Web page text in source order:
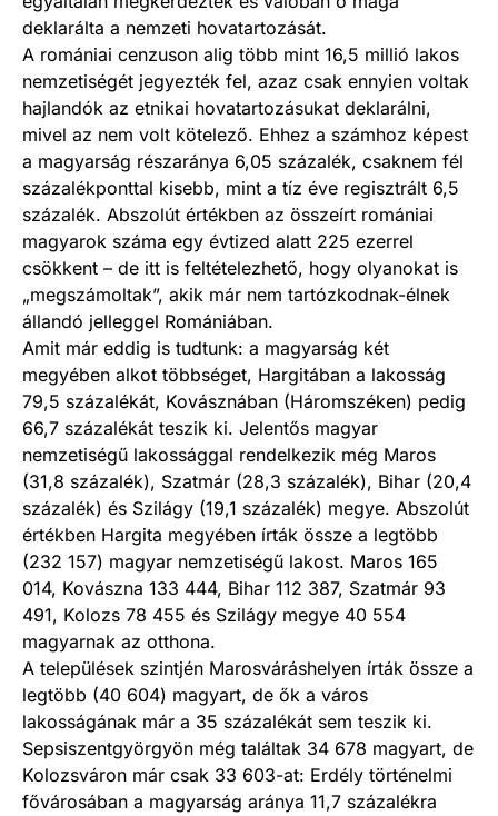
deklarálta a nemzeti hovatartozását.
A romániai cenzuson alig több mint 16,5 millió lakos
nemzetiségét jegyezték fel, azaz csak ennyien voltak
hajlandók az etnikai hovatartozásukat deklarálni,
mivel az nem volt kötelező. Ehhez a számhoz képest
a magyarság részaránya 6,05 százalék, csaknem fél
százalékponttal kisebb, mint a tíz éve regisztrált 6,5
százalék. Abszolút értékben az összeírt romániai
magyarok száma egy évtized alatt 225 ezerrel
csökkent – de itt is feltételezhető, hogy olyanokat is
„megszámoltak”, akik már nem tartózkodnak-élnek
állandó jelleggel Romániában.
Amit már eddig is tudtunk: a magyarság két
megyében alkot többséget, Hargitában a lakosság
79,5 százalékát, Kovásznában (Háromszéken) pedig
66,7 százalékát teszik ki. Jelentős magyar
nemzetiségű lakossággal rendelkezik még Maros
(31,8 százalék), Szatmár (28,3 százalék), Bihar (20,4
százalék) és Szilágy (19,1 százalék) megye. Abszolút
értékben Hargita megyében írták össze a legtöbb
(232 157) magyar nemzetiségű lakost. Maros 165
014, Kovászna 133 444, Bihar 112 387, Szatmár 93
491, Kolozs 78 455 és Szilágy megye 40 554
magyarnak az otthona.
A települések szintjén Marosváráshelyen írták össze a
legtöbb (40 604) magyart, de ők a város
lakosságának már a 35 százalékát sem teszik ki.
Sepsiszentgyörgyön még találtak 34 678 magyart, de
Kolozsváron már csak 33 603-at: Erdély történelmi
fővárosában a magyarság aránya 11,7 százalékra